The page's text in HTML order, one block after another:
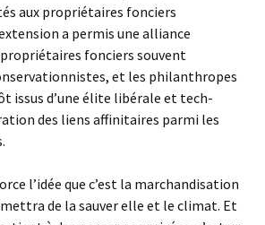
aux propriétaires fonciers
a permis une alliance
fonciers souvent
et les philanthropes
issus d’une élite libérale et tech-
des liens affinitaires parmi les
l’idée que c’est la marchandisation
de la sauver elle et le climat. Et